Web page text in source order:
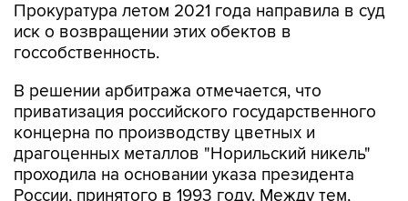
Прокуратура летом 2021 года направила в суд
иск о возвращении этих обектов в
госсобственность.
В решении арбитража отмечается, что
приватизация российского государственного
концерна по производству цветных и
драгоценных металлов "Норильский никель"
проходила на основании указа президента
России, принятого в 1993 году. Между тем,